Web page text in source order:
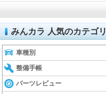
みんカラ 人気のカテゴリ
車種別
整備手帳
パーツレビュー